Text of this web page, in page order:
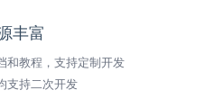
丰富
和教程，支持定制开发
支持二次开发